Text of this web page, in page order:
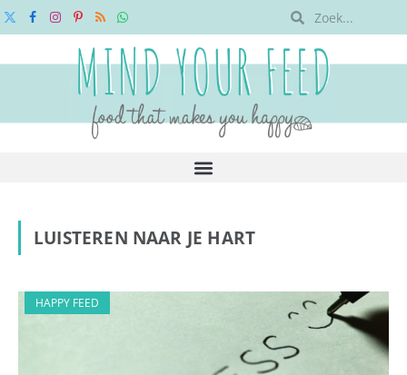
X
FacebookInstagram
Pinterest
RSSWhatsApp
LUISTEREN NAAR JE HART
HAPPY FEED